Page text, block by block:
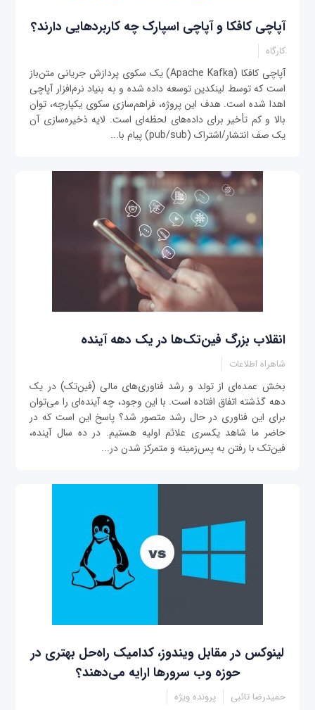
آپاچی کافکا و آپاچی اسپارک چه کاربردهایی دارند؟
کارگاه
آپاچی کافکا (Apache Kafka) یک سکوی پردازش جریانی متن‌باز
است که توسط لینکدین توسعه داده شده و به بنیاد نرم‌افزار آپاچی
اهدا شده‌ است. هدف این پروژه، فراهم‌سازی سکوی یکپارچه، توان
بالا و کم تأخیر برای داده‌های لحظه‌ای است. لایه ذخیره‌سازی آن
یک صف انتشار/اشتراک (pub/sub) پیام با...
انقلاب بزرگ فین‌تک‌ها در یک دهه آینده
شاهراه اطلاعات
بخش عمده‌ای از تولد و رشد فناوری‌های مالی (فین‌تک) در یک
دهه گذشته اتفاق افتاده است. با این وجود، چه آینده‌ای را می‌توان
برای این فناوری در حال رشد متصور شد؟ پاسخ این است که در
حاضر ما شاهد یکسری علائم اولیه هستیم. در ده سال آینده،
فین‌تک با رفتن به پس‌‌زمینه و متمرکز شدن در...
لینوکس در مقابل ویندوز، کدامیک راه‌حل بهتری در
حوزه وب سرورها ارایه می‌دهند؟
حمیدرضا تائبی پرونده ویژه